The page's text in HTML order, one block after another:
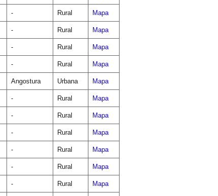
- Rural Mapa
- Rural Mapa
- Rural Mapa
- Rural Mapa
Angostura Urbana Mapa
- Rural Mapa
- Rural Mapa
- Rural Mapa
- Rural Mapa
- Rural Mapa
- Rural Mapa